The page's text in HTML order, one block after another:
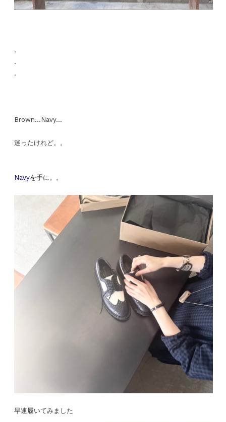
.
.
.
Brown…Navy…
迷ったけれど。。
Navyを手に。。
早速履いてみました